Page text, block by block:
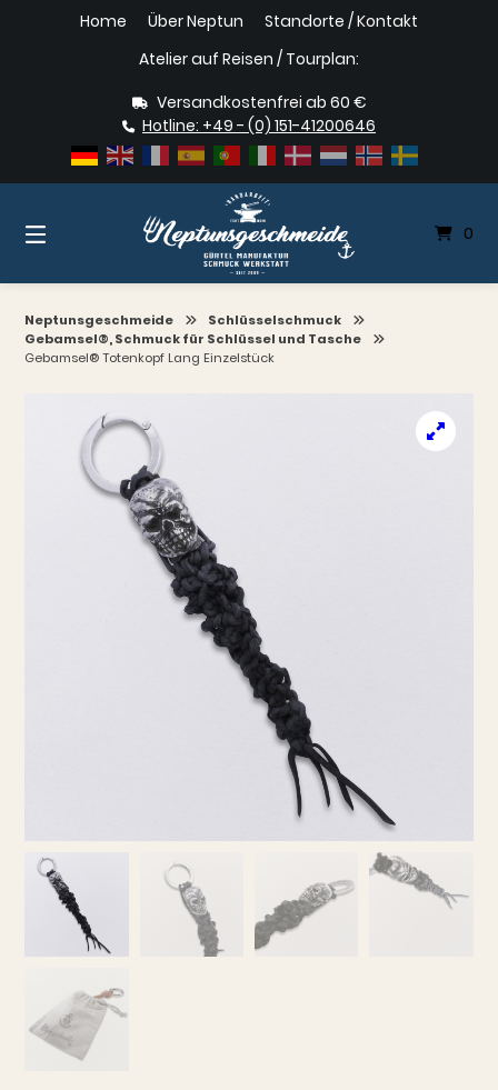
Home Über Neptun
Standorte / Kontakt
Atelier auf Reisen / Tourplan:
Versandkostenfrei ab 60 €
Hotline: +49 - (0) 151-41200646
0
Neptunsgeschmeide
Schlüsselschmuck
Gebamsel®, Schmuck für Schlüssel und Tasche
Gebamsel® Totenkopf Lang Einzelstück